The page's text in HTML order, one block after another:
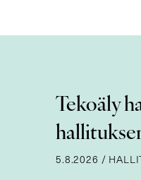
Tekoäly
5.8.2026 /